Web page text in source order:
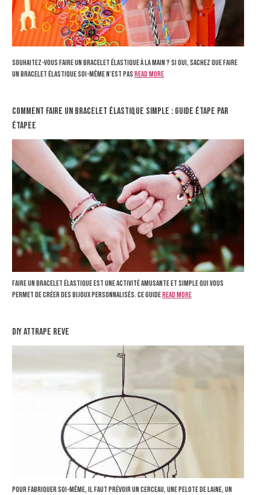
Souhaitez-vous faire un bracelet élastique à la main ? Si oui, sachez que faire
un bracelet élastique soi-même n’est pasRead more
Comment Faire un Bracelet Élastique Simple : Guide Étape par
Étapee
Faire un bracelet élastique est une activité amusante et simple qui vous
permet de créer des bijoux personnalisés. Ce guideRead more
diy attrape reve
Pour fabriquer soi-même, il faut prévoir un cerceau, une pelote de laine, un